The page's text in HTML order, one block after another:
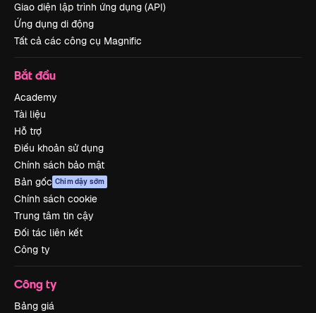
Giao diện lập trình ứng dụng (API)
Ứng dụng di động
Tất cả các công cụ Magnific
Bắt đầu
Academy
Tài liệu
Hỗ trợ
Điều khoản sử dụng
Chính sách bảo mật
Bản gốc Chim dậy sớm
Chính sách cookie
Trung tâm tin cậy
Đối tác liên kết
Công ty
Công ty
Bảng giá